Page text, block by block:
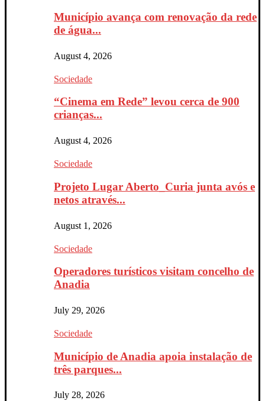
Município avança com renovação da rede
de água...
August 4, 2026
Sociedade
“Cinema em Rede” levou cerca de 900
crianças...
August 4, 2026
Sociedade
Projeto Lugar Aberto_Curia junta avós e
netos através...
August 1, 2026
Sociedade
Operadores turísticos visitam concelho de
Anadia
July 29, 2026
Sociedade
Município de Anadia apoia instalação de
três parques...
July 28, 2026